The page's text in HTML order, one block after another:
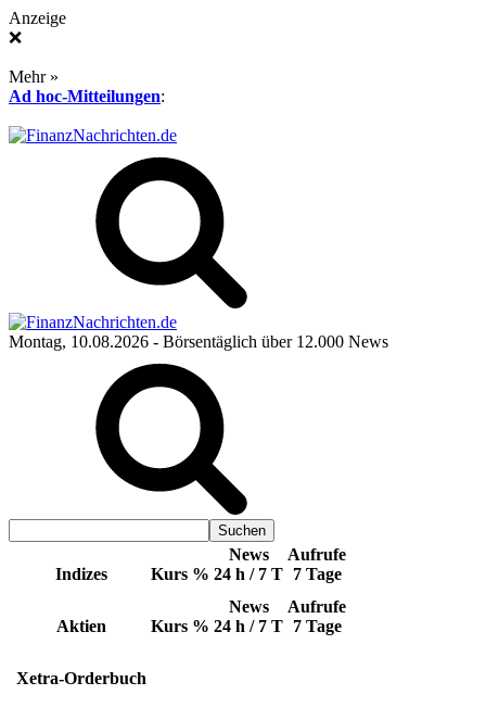
Anzeige
❌
Mehr »
Ad hoc-Mitteilungen:
Montag, 10.08.2026 - Börsentäglich über 12.000 News
Indizes Kurs %
News
24 h / 7 T
Aufrufe
7 Tage
Aktien Kurs %
News
24 h / 7 T
Aufrufe
7 Tage
Xetra-Orderbuch